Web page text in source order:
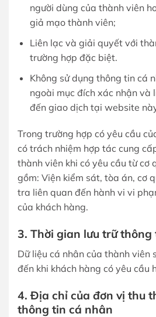
người dùng của thành viên
giả mạo thành viên;
Liên lạc và giải quyết với
trường hợp đặc biệt.
Không sử dụng thông tin cá
ngoài mục đích xác nhận và
đến giao dịch tại website
Trong trường hợp có yêu cầu
có trách nhiệm hợp tác cung
thành viên khi có yêu cầu từ cơ
gồm: Viện kiểm sát, tòa án, cơ
tra liên quan đến hành vi vi
của khách hàng.
3. Thời gian lưu trữ thông
Dữ liệu cá nhân của thành viên
đến khi khách hàng có yêu cầu
4. Địa chỉ của đơn vị thu
thông tin cá nhân